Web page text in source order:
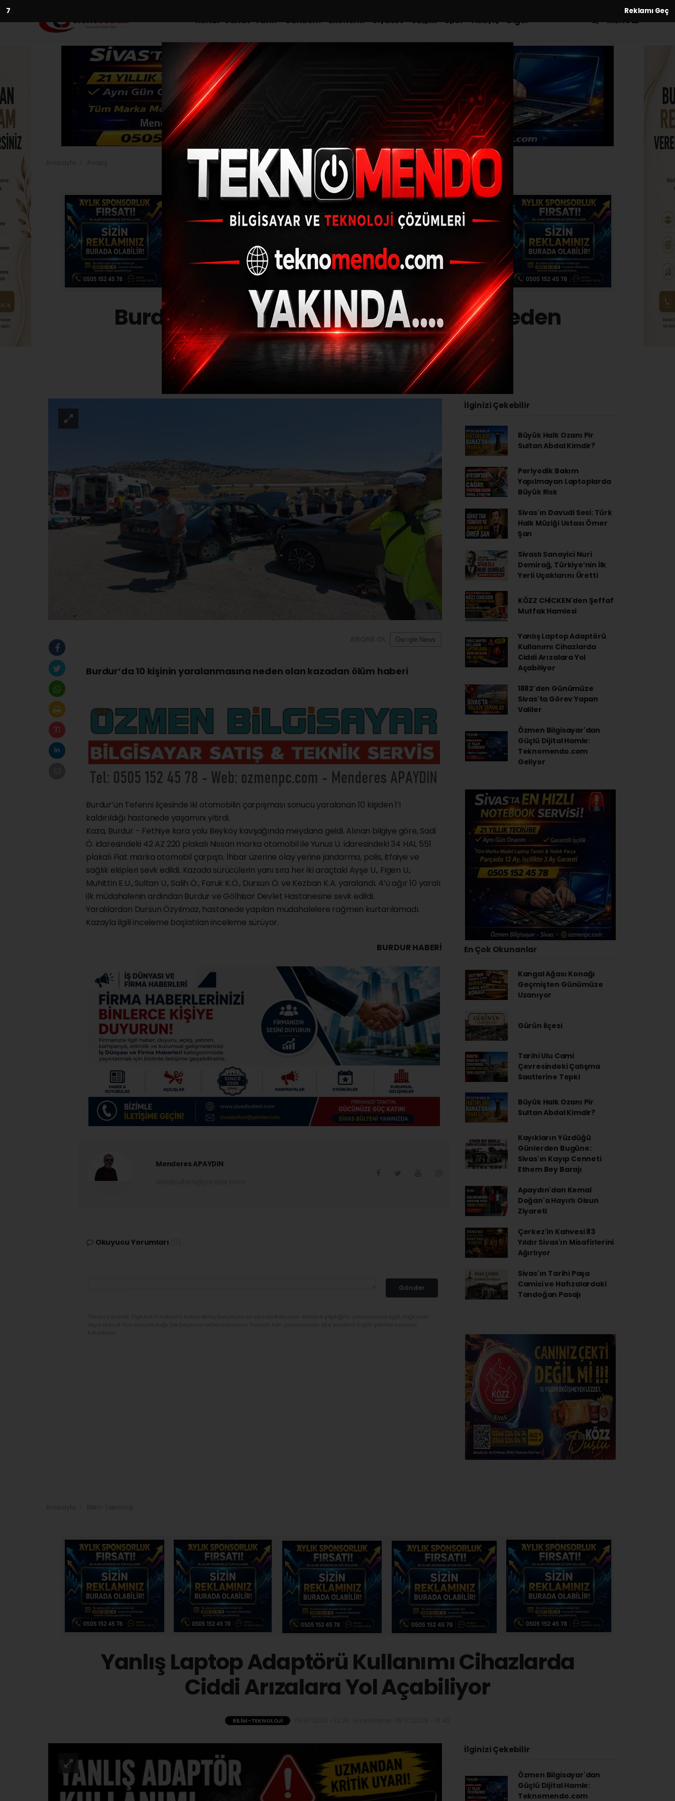
5 Reklamı Geç
Kültür-Sanat-Tarih Gündem Ekonomi Siyaset Sağlık Spor Asayiş Diğer MENÜ
Burdur’da 10 kişinin yaralanmasına neden
olan kazadan ölüm haberi
(İHA) - İhlas Haber Ajansı | 31.07.2024 - 16:03, Güncelleme: 31.07.2024 - 15:43
Burdur’da 10 kişinin yaralanmasına neden olan kazadan ölüm haberi
Burdur’un Tefenni ilçesinde iki otomobilin çarpışması sonucu yaralanan 10 kişiden 1’i
kaldırıldığı hastanede yaşamını yitirdi.
Kaza, Burdur - Fethiye kara yolu Beyköy kavşağında meydana geldi. Alınan bilgiye göre, Sadi
Ö. idaresindeki 42 AZ 220 plakalı Nissan marka otomobil ile Yunus U. idaresindeki 34 HAL 551
plakalı Fiat marka otomobil çarpıştı. İhbar üzerine olay yerine jandarma, polis, itfaiye ve
sağlık ekipleri sevk edildi. Kazada sürücülerin yanı sıra her iki araçtaki Ayşe U., Figen U.,
Muhittin E.U., Sultan U., Salih Ö., Faruk K.Ö., Dursun Ö. ve Kezban K.A. yaralandı. 4’ü ağır 10 yaralı
ilk müdahalenin ardından Burdur ve Gölhisar Devlet Hastanesine sevk edildi.
Yaralılardan Dursun Özyılmaz, hastanede yapılan müdahalelere rağmen kurtarılamadı.
Kazayla ilgili inceleme başlatılan inceleme sürüyor.
BURDUR HABERİ
Menderes APAYDIN
Okuyucu Yorumları
Gönder
İlginizi Çekebilir
Büyük Halk Ozanı Pir
Sultan Abdal Kimdir?
Periyodik Bakım
Yapılmayan Laptoplarda
Büyük Risk
Sivas'ın Davudi Sesi: Türk
Halk Müziği Ustası Ömer
Şan
Sivaslı Sanayici Nuri
Demirağ, Türkiye’nin İlk
Yerli Uçaklarını Üretti
KÖZZ CHİCKEN'den Şeffaf
Mutfak Hamlesi
Yanlış Laptop Adaptörü
Kullanımı Cihazlarda
Ciddi Arızalara Yol
Açabiliyor
1882'den Günümüze
Sivas'ta Görev Yapan
Valiler
Özmen Bilgisayar'dan
Güçlü Dijital Hamle:
Teknomendo.com
Geliyor
En Çok Okunanlar
Kangal Ağası Konağı
Geçmişten Günümüze
Uzanıyor
Gürün İlçesi
Tarihi Ulu Cami
Çevresindeki Çalışma
Saatlerine Tepki
Büyük Halk Ozanı Pir
Sultan Abdal Kimdir?
Kayıkların Yüzdüğü
Günlerden Bugüne:
Sivas'ın Kayıp Cenneti
Ethem Bey Barajı
Apaydın'dan Kemal
Doğan'a Hayırlı Olsun
Ziyareti
Çerkez'in Kahvesi 83
Yıldır Sivas'ın Misafirlerini
Ağırlıyor
Sivas'ın Tarihi Paşa
Camisi ve Hafızalardaki
Tandoğan Pasajı
Yanlış Laptop Adaptörü Kullanımı Cihazlarda
Ciddi Arızalara Yol Açabiliyor
BILIM-TEKNOLOJI
İlginizi Çekebilir
Özmen Bilgisayar'dan
Güçlü Dijital Hamle:
Teknomendo.com